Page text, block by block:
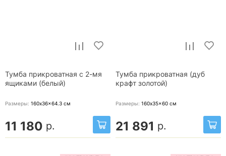
Тумба прикроватная с 2-мя
ящиками (белый)
Размеры: 160x36x64.3 см
11 180 р.
Тумба прикроватная (дуб
крафт золотой)
Размеры: 160x35x60 см
21 891 р.